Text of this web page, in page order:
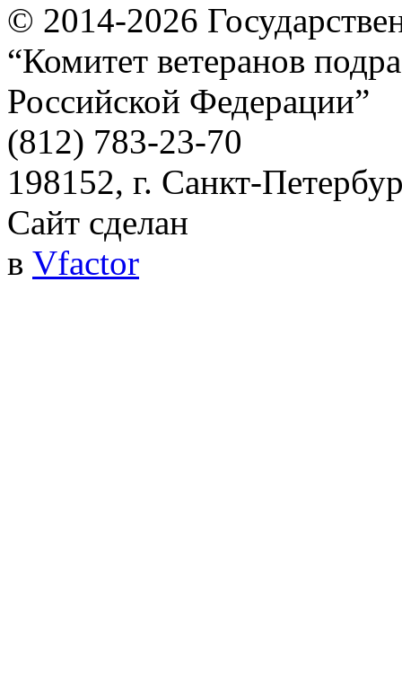
© 2014-2026
“Комитет ветеранов
Российской Федерации”
(812) 783-23-70
198152, г. Санкт-
Сайт сделан
в Vfactor